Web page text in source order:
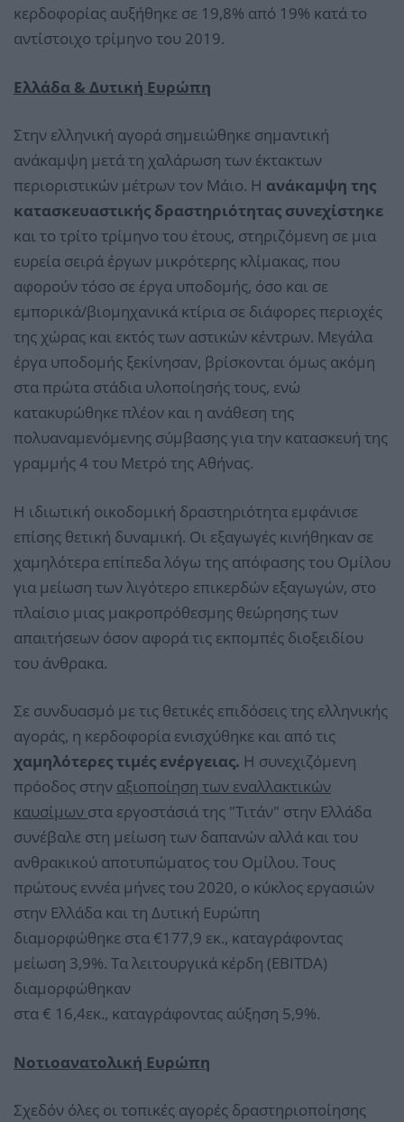
κερδοφορίας αυξήθηκε σε 19,8% από 19% κατά το
αντίστοιχο τρίμηνο του 2019.
Ελλάδα & Δυτική Ευρώπη
Στην ελληνική αγορά σημειώθηκε σημαντική
ανάκαμψη μετά τη χαλάρωση των έκτακτων
περιοριστικών μέτρων τον Μάιο. Η ανάκαμψη της
κατασκευαστικής δραστηριότητας συνεχίστηκε
και το τρίτο τρίμηνο του έτους, στηριζόμενη σε μια
ευρεία σειρά έργων μικρότερης κλίμακας, που
αφορούν τόσο σε έργα υποδομής, όσο και σε
εμπορικά/βιομηχανικά κτίρια σε διάφορες περιοχές
της χώρας και εκτός των αστικών κέντρων. Μεγάλα
έργα υποδομής ξεκίνησαν, βρίσκονται όμως ακόμη
στα πρώτα στάδια υλοποίησής τους, ενώ
κατακυρώθηκε πλέον και η ανάθεση της
πολυαναμενόμενης σύμβασης για την κατασκευή της
γραμμής 4 του Μετρό της Αθήνας.
Η ιδιωτική οικοδομική δραστηριότητα εμφάνισε
επίσης θετική δυναμική. Οι εξαγωγές κινήθηκαν σε
χαμηλότερα επίπεδα λόγω της απόφασης του Ομίλου
για μείωση των λιγότερο επικερδών εξαγωγών, στο
πλαίσιο μιας μακροπρόθεσμης θεώρησης των
απαιτήσεων όσον αφορά τις εκπομπές διοξειδίου
του άνθρακα.
Σε συνδυασμό με τις θετικές επιδόσεις της ελληνικής
αγοράς, η κερδοφορία ενισχύθηκε και από τις
χαμηλότερες τιμές ενέργειας. Η συνεχιζόμενη
πρόοδος στην αξιοποίηση των εναλλακτικών
καυσίμων στα εργοστάσιά της "Τιτάν" στην Ελλάδα
συνέβαλε στη μείωση των δαπανών αλλά και του
ανθρακικού αποτυπώματος του Ομίλου. Τους
πρώτους εννέα μήνες του 2020, ο κύκλος εργασιών
στην Ελλάδα και τη Δυτική Ευρώπη
διαμορφώθηκε στα €177,9 εκ., καταγράφοντας
μείωση 3,9%. Τα λειτουργικά κέρδη (EBITDA)
διαμορφώθηκαν
στα € 16,4εκ., καταγράφοντας αύξηση 5,9%.
Νοτιοανατολική Ευρώπη
Σχεδόν όλες οι τοπικές αγορές δραστηριοποίησης